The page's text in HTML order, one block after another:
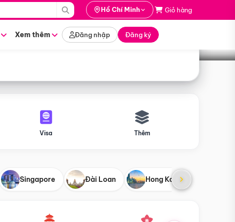
Hồ Chí Minh Giỏ hàng
Xem thêm Đăng nhập Đăng ký
Tìm tour
Visa Thêm
Singapore Đài Loan Hong Kong